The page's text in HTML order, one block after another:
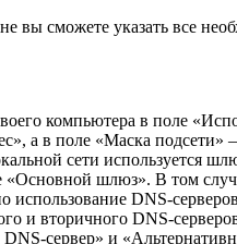
вы сможете указать все
компьютера в поле
а в поле «Маска подсети»
сети используется
«Основной шлюз». В том
использование DNS-
и вторичного DNS-
сервер» и